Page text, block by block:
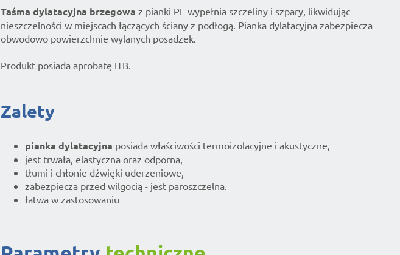
Taśma dylatacyjna brzegowa z pianki PE wypełnia szczeliny i szpary, likwidując
nieszczelności w miejscach łączących ściany z podłogą. Pianka dylatacyjna zabezpiecza
obwodowo powierzchnie wylanych posadzek.
Produkt posiada aprobatę ITB.
Zalety
pianka dylatacyjna posiada właściwości termoizolacyjne i akustyczne,
jest trwała, elastyczna oraz odporna,
tłumi i chłonie dźwięki uderzeniowe,
zabezpiecza przed wilgocią - jest paroszczelna.
łatwa w zastosowaniu